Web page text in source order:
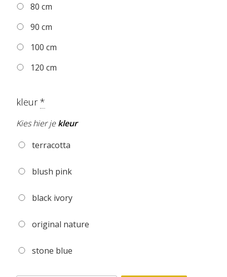
80 cm
90 cm
100 cm
120 cm
kleur*
Kies hier jekleur
terracotta
blush pink
black ivory
original nature
stone blue